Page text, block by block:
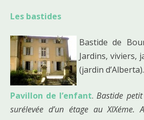
Les bastides
Bastide de
Jardins, viviers,
(jardin d’Alberta).
Pavillon de l’enfant.Bastide
surélevée d’un étage au XIXéme.